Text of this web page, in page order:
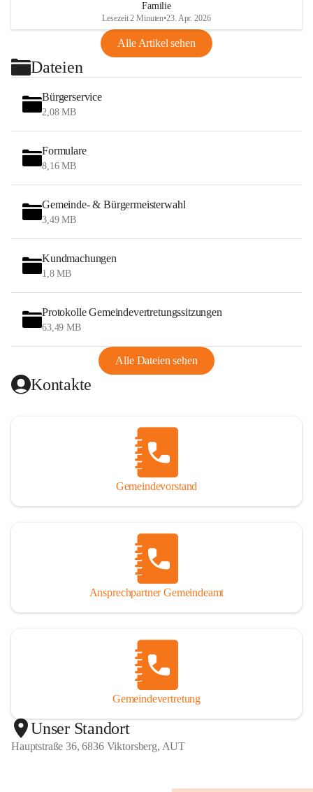
Familie
Lesezeit 2 Minuten•23. Apr. 2026
Alle Artikel sehen
Dateien
Bürgerservice
2,08 MB
Formulare
8,16 MB
Gemeinde- & Bürgermeisterwahl
3,49 MB
Kundmachungen
1,8 MB
Protokolle Gemeindevertretungssitzungen
63,49 MB
Alle Dateien sehen
Kontakte
Gemeindevorstand
Ansprechpartner Gemeindeamt
Gemeindevertretung
Unser Standort
Hauptstraße 36, 6836 Viktorsberg, AUT